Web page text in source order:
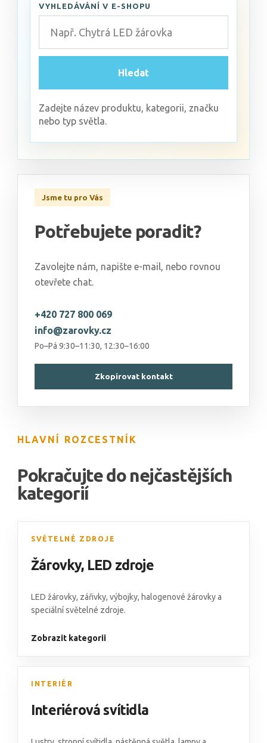
VYHLEDÁVÁNÍ V E-SHOPU
Hledat
Zadejte název produktu, kategorii, značku
nebo typ světla.
Jsme tu pro Vás
Potřebujete poradit?
Zavolejte nám, napište e-mail, nebo rovnou
otevřete chat.
+420 727 800 069
info@zarovky.cz
Po–Pá 9:30–11:30, 12:30–16:00
Zkopírovat kontakt
HLAVNÍ ROZCESTNÍK
Pokračujte do nejčastějších
kategorií
SVĚTELNÉ ZDROJE
Žárovky, LED zdroje
LED žárovky, zářivky, výbojky, halogenové žárovkya
speciální světelné zdroje.
Zobrazit kategorii
INTERIÉR
Interiérová svítidla